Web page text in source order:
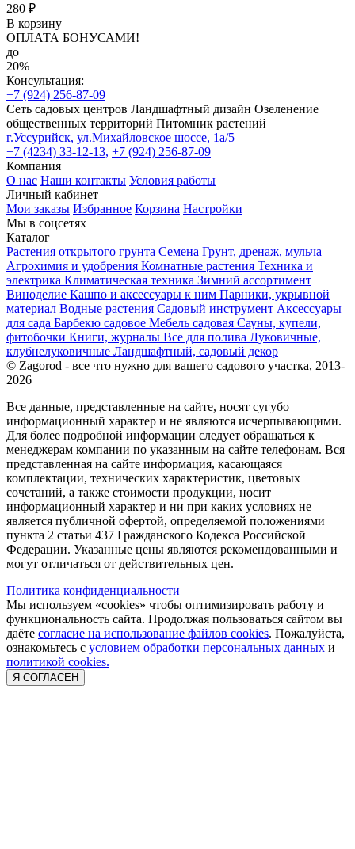
280 ₽
В корзину
ОПЛАТА БОНУСАМИ!
до
20%
Консультация:
+7 (924) 256-87-09
Сеть садовых центров Ландшафтный дизайн Озеленение
общественных территорий Питомник растений
г.Уссурийск, ул.Михайловское шоссе, 1а/5
+7 (4234) 33-12-13, +7 (924) 256-87-09
Компания
О нас Наши контакты Условия работы
Личный кабинет
Мои заказы Избранное Корзина Настройки
Мы в соцсетях
Каталог
Растения открытого грунта Семена Грунт, дренаж, мульча
Агрохимия и удобрения Комнатные растения Техника и
электрика Климатическая техника Зимний ассортимент
Виноделие Кашпо и аксессуары к ним Парники, укрывной
материал Водные растения Садовый инструмент Аксессуары
для сада Барбекю садовое Мебель садовая Сауны, купели,
фитобочки Книги, журналы Все для полива Луковичные,
клубнелуковичные Ландшафтный, садовый декор
© Zagorod - все что нужно для вашего садового участка, 2013-
2026
Все данные, представленные на сайте, носят сугубо
информационный характер и не являются исчерпывающими.
Для более подробной информации следует обращаться к
менеджерам компании по указанным на сайте телефонам. Вся
представленная на сайте информация, касающаяся
комплектации, технических характеристик, цветовых
сочетаний, а также стоимости продукции, носит
информационный характер и ни при каких условиях не
является публичной офертой, определяемой положениями
пункта 2 статьи 437 Гражданского Кодекса Российской
Федерации. Указанные цены являются рекомендованными и
могут отличаться от действительных цен.
Политика конфиденциальности
Мы используем «cookies» чтобы оптимизировать работу и
функциональность сайта. Продолжая пользоваться сайтом вы
даёте согласие на использование файлов cookies. Пожалуйста,
ознакомьтесь с условием обработки персональных данных и
политикой cookies.
Я СОГЛАСЕН